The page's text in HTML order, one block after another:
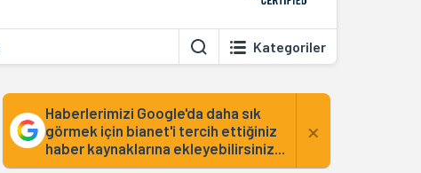
Kategoriler
Haberlerimizi Google'da daha sık
görmek için bianet'i tercih ettiğiniz
haber kaynaklarına ekleyebilirsiniz...
×